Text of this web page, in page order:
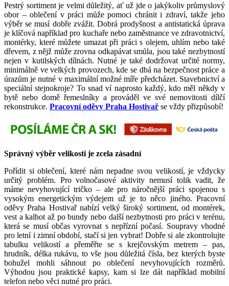
Pestrý sortiment je velmi důležitý, ať už jde o jakýkoliv průmyslový
obor – oblečení v práci může pomoci chránit i zdraví, takže jeho
výběr se musí dobře zvážit. Dobrá prodyšnost a antistatická úprava
je klíčová například pro kuchaře nebo zaměstnance ve zdravotnictví,
montérky, které můžete umazat při práci s olejem, uhlím nebo také
dřevem, z nějž může zrovna odkapávat smůla, jsou také nezbytností
nejen v kutilských dílnách. Nutné je také dodržovat určité normy,
minimálně ve velkých provozech, kde se dbá na bezpečnost práce a
úrazům je nutné v maximální možné míře předcházet. Stavebnictví a
speciální stejnokroje? To snad ví naprosto každý, kdo měl někdy v
bytě nebo domě řemeslníky a prováděl ve své nemovitosti dílčí
rekonstrukce. Pracovní oděvy Praha Hostivař se vždy přizpůsobí!
Správný výběr velikosti je zcela zásadní
Pořídit si oblečení, které nám nepadne svou velikostí, je vždycky
určitý problém. Pro volnočasové aktivity nemusí tolik vadit, že
máme nevyhovující tričko – ale pro náročnější práci spojenou s
vysokým energetickým výdejem už je to něco jiného. Pracovní
oděvy Praha Hostivař nabízí velký široký sortiment, od montérek,
vest a kalhot až po bundy nebo další nezbytnosti pro práci v terénu,
která se musí občas vyrovnat s nepřízní počasí. Soupravy vhodné
pro letní i zimní období, stačí si jen vybrat! Dobře si ale zkontrolujte
tabulku velikostí a přeměřte se s krejčovským metrem – pas,
hrudník, délka rukávu, to vše jsou důležitá čísla, bez kterých byste
bohužel mohli sáhnout po oblečení nevyhovujících rozměrů.
Výhodou jsou praktické kapsy, kam si lze dát například mobilní
telefon nebo věci nutné pro práci.